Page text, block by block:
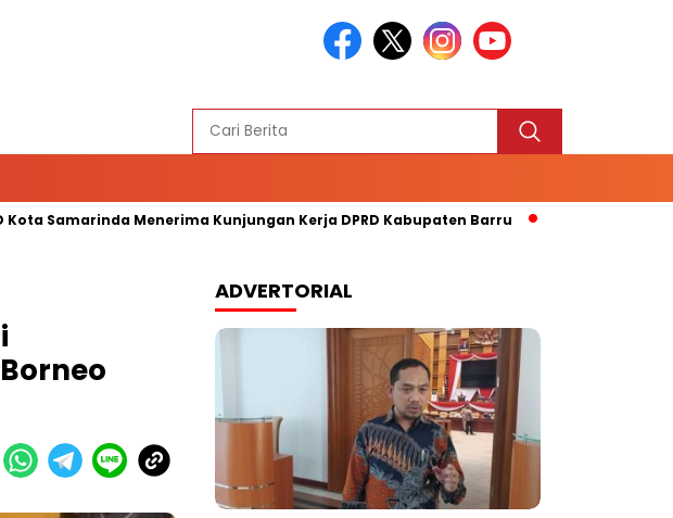
Kota Samarinda Menerima Kunjungan Kerja DPRD Kabupaten Barru
ADVERTORIAL